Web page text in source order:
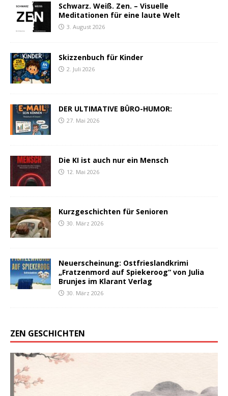
Schwarz. Weiß. Zen. – Visuelle
Meditationen für eine laute Welt
3. August 2026
Skizzenbuch für Kinder
2. Juli 2026
DER ULTIMATIVE BÜRO-HUMOR:
27. Mai 2026
Die KI ist auch nur ein Mensch
12. Mai 2026
Kurzgeschichten für Senioren
30. März 2026
Neuerscheinung: Ostfrieslandkrimi
„Fratzenmord auf Spiekeroog“ von Julia
Brunjes im Klarant Verlag
30. März 2026
ZEN GESCHICHTEN